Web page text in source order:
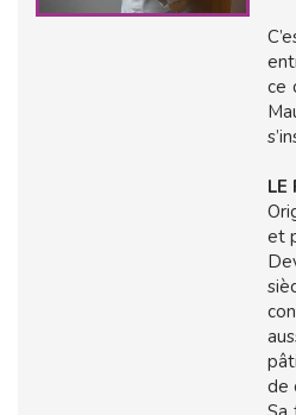
ce
LE
et
de